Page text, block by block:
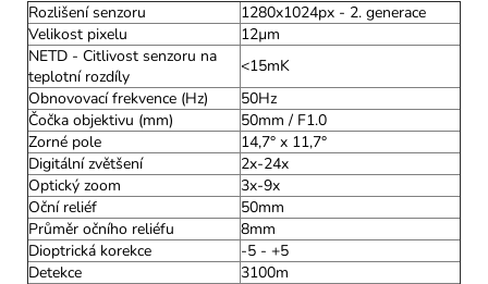
Rozlišení senzoru
1280x1024px - 2. generace
Velikost pixelu
12µm
NETD - Citlivost senzoru na
teplotní rozdíly
<15mK
Obnovovací frekvence (Hz)
50Hz
Čočka objektivu (mm)
50mm / F1.0
Zorné pole
14,7° x 11,7°
Digitální zvětšení
2x-24x
Optický zoom
3x-9x
Oční reliéf
50mm
Průměr očního reliéfu
8mm
Dioptrická korekce
-5 - +5
Detekce
3100m